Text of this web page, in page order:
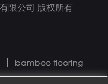
限公司 版权所有
bamboo flooring